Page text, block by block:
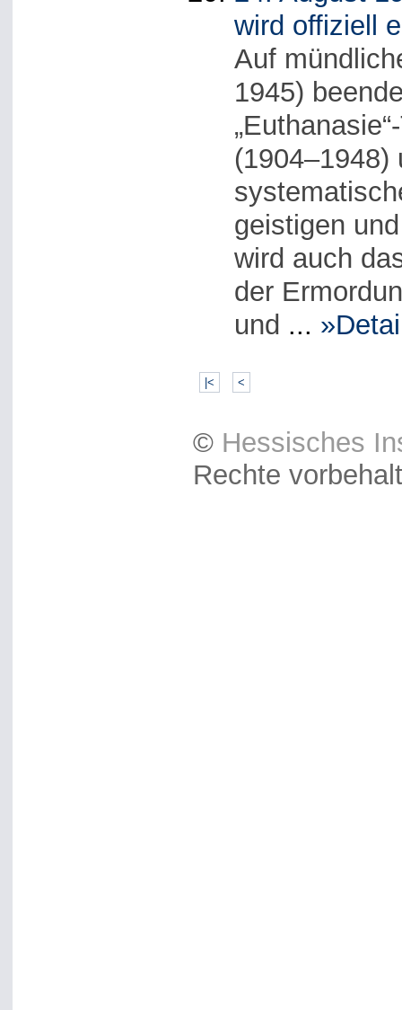
wird offiziell
Auf
1945)
(1904–1948)
geistigen
wird auch
der
und ...
|< <
© Hessisches
Rechte